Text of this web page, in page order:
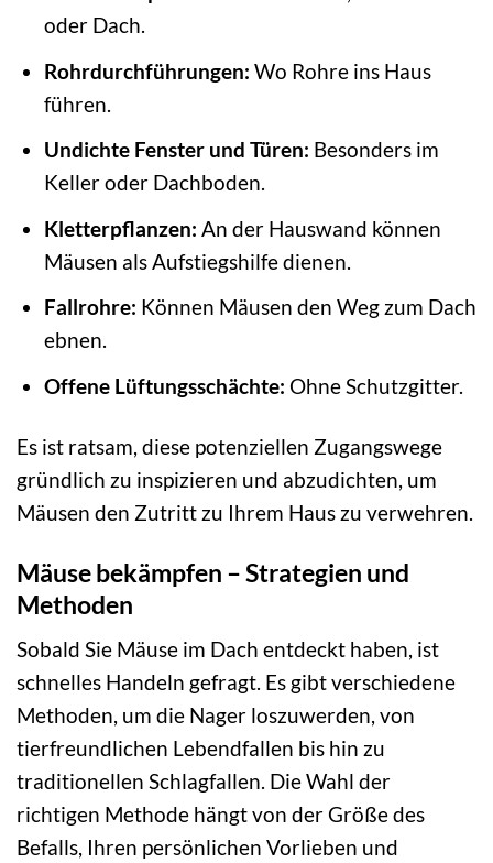
oder Dach.
Rohrdurchführungen: Wo Rohre ins Haus
führen.
Undichte Fenster und Türen: Besonders im
Keller oder Dachboden.
Kletterpflanzen: An der Hauswand können
Mäusen als Aufstiegshilfe dienen.
Fallrohre: Können Mäusen den Weg zum Dach
ebnen.
Offene Lüftungsschächte: Ohne Schutzgitter.
Es ist ratsam, diese potenziellen Zugangswege
gründlich zu inspizieren und abzudichten, um
Mäusen den Zutritt zu Ihrem Haus zu verwehren.
Mäuse bekämpfen – Strategien und
Methoden
Sobald Sie Mäuse im Dach entdeckt haben, ist
schnelles Handeln gefragt. Es gibt verschiedene
Methoden, um die Nager loszuwerden, von
tierfreundlichen Lebendfallen bis hin zu
traditionellen Schlagfallen. Die Wahl der
richtigen Methode hängt von der Größe des
Befalls, Ihren persönlichen Vorlieben und